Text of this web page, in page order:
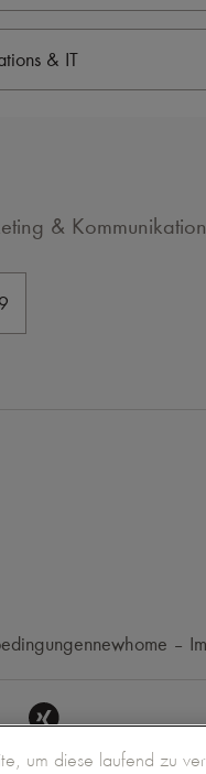
& IT
&
newhome –
um diese laufend zu